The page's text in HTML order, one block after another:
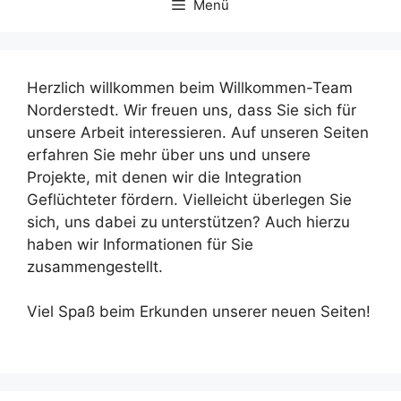
Menü
Herzlich willkommen beim Willkommen-Team
Norderstedt. Wir freuen uns, dass Sie sich für
unsere Arbeit interessieren. Auf unseren Seiten
erfahren Sie mehr über uns und unsere
Projekte, mit denen wir die Integration
Geflüchteter fördern. Vielleicht überlegen Sie
sich, uns dabei zu unterstützen? Auch hierzu
haben wir Informationen für Sie
zusammengestellt.
Viel Spaß beim Erkunden unserer neuen Seiten!